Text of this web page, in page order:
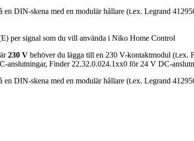
en DIN-skena med en modulär hållare (t.ex. Legrand
per signal som du vill använda i Niko Home Control
230 V behöver du lägga till en 230 V-kontaktmodul (t.ex.
anslutningar, Finder 22.32.0.024.1xx0 för 24 V DC-
en DIN-skena med en modulär hållare (t.ex. Legrand